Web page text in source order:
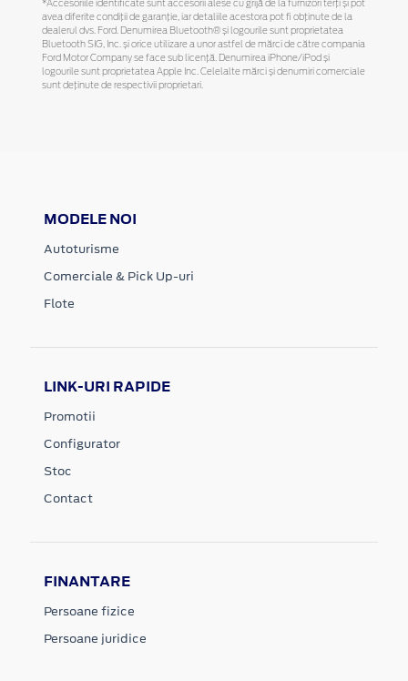
*Accesoriile identificate sunt accesorii alese cu grijă de la furnizori terți și pot
avea diferite condiții de garanție, iar detaliile acestora pot fi obținute de la
dealerul dvs. Ford. Denumirea Bluetooth® și logourile sunt proprietatea
Bluetooth SIG, Inc. și orice utilizare a unor astfel de mărci de către compania
Ford Motor Company se face sub licență. Denumirea iPhone/iPod și
logourile sunt proprietatea Apple Inc. Celelalte mărci și denumiri comerciale
sunt deținute de respectivii proprietari.
MODELE NOI
Autoturisme
Comerciale & Pick Up-uri
Flote
LINK-URI RAPIDE
Promotii
Configurator
Stoc
Contact
FINANTARE
Persoane fizice
Persoane juridice